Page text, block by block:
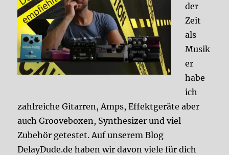
der
Zeit
als
Musik
er
habe
ich
zahlreiche Gitarren, Amps, Effektgeräte aber
auch Grooveboxen, Synthesizer und viel
Zubehör getestet. Auf unserem Blog
DelayDude.de haben wir davon viele für dich